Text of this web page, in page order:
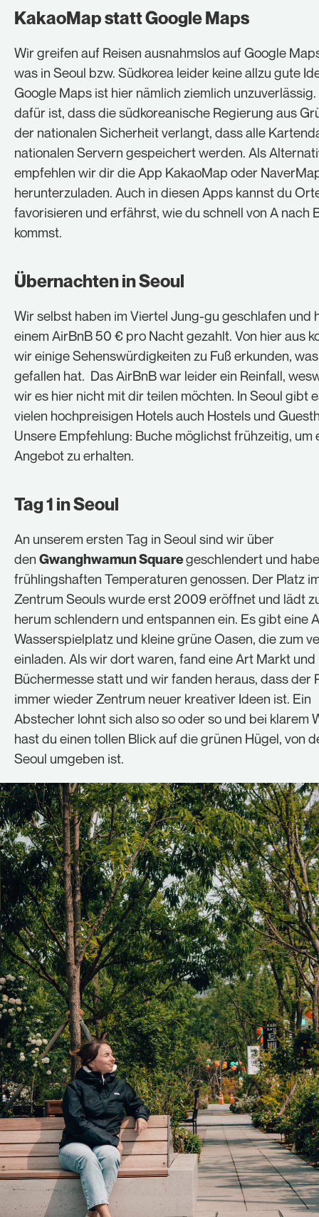
KakaoMap statt Google Maps
Wir greifen auf Reisen ausnahmslos auf Google
was in Seoul bzw. Südkorea leider keine allzu gute
Google Maps ist hier nämlich ziemlich
dafür ist, dass die südkoreanische Regierung aus
der nationalen Sicherheit verlangt, dass alle
nationalen Servern gespeichert werden. Als
empfehlen wir dir die App KakaoMap oder
herunterzuladen. Auch in diesen Apps kannst du
favorisieren und erfährst, wie du schnell von A nach
kommst.
Übernachten in Seoul
Wir selbst haben im Viertel Jung-gu geschlafen und
einem AirBnB 50 € pro Nacht gezahlt. Von hier aus
wir einige Sehenswürdigkeiten zu Fuß erkunden,
gefallen hat. Das AirBnB war leider ein Reinfall,
wir es hier nicht mit dir teilen möchten. In Seoul gibt
vielen hochpreisigen Hotels auch Hostels und
Unsere Empfehlung: Buche möglichst frühzeitig, um
Angebot zu erhalten.
Tag 1 in Seoul
An unserem ersten Tag in Seoul sind wir über
den Gwanghwamun Squaregeschlendert und
frühlingshaften Temperaturen genossen. Der Platz
Zentrum Seouls wurde erst 2009 eröffnet und lädt
herum schlendern und entspannen ein. Es gibt eine
Wasserspielplatz und kleine grüne Oasen, die zum
einladen. Als wir dort waren, fand eine Art Markt
Büchermesse statt und wir fanden heraus, dass der
immer wieder Zentrum neuer kreativer Ideen ist. Ein
Abstecher lohnt sich also so oder so und bei klarem
hast du einen tollen Blick auf die grünen Hügel, von
Seoul umgeben ist.